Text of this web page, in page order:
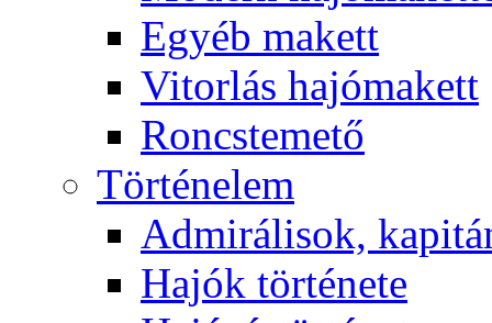
Egyéb makett
Vitorlás hajómakett
Roncstemető
Történelem
Admirálisok,
Hajók története